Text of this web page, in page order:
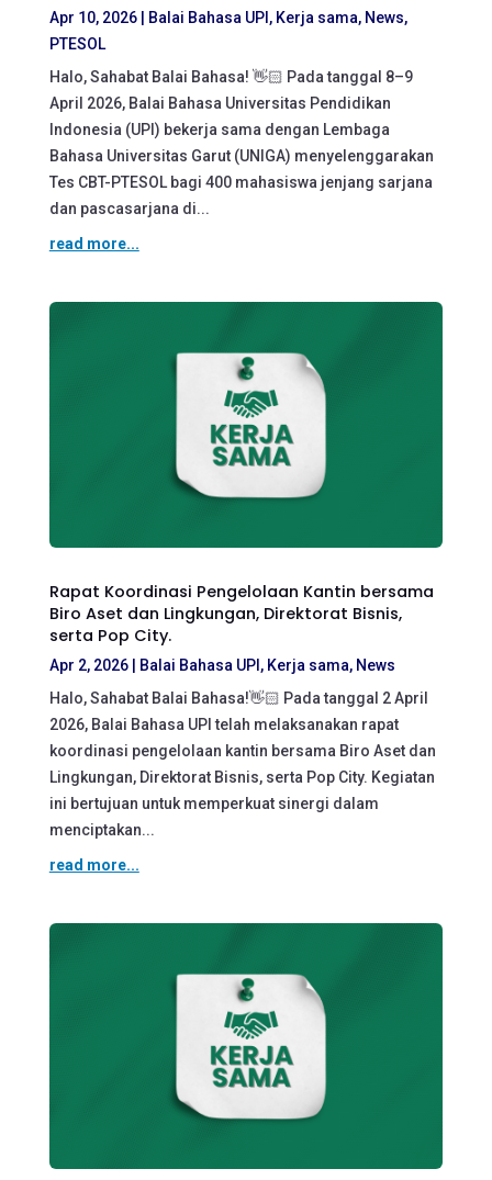
Apr 10, 2026| Balai Bahasa UPI , Kerja sama, News,
PTESOL
Halo, Sahabat Balai Bahasa! 👋🏻 Pada tanggal 8–9
April 2026, Balai Bahasa Universitas Pendidikan
Indonesia (UPI) bekerja sama dengan Lembaga
Bahasa Universitas Garut (UNIGA) menyelenggarakan
Tes CBT-PTESOL bagi 400 mahasiswa jenjang sarjana
dan pascasarjana di...
read more...
Rapat Koordinasi Pengelolaan Kantin bersama
Biro Aset dan Lingkungan, Direktorat Bisnis,
serta Pop City.
Apr 2, 2026| Balai Bahasa UPI , Kerja sama, News
Halo, Sahabat Balai Bahasa!👋🏻 Pada tanggal 2 April
2026, Balai Bahasa UPI telah melaksanakan rapat
koordinasi pengelolaan kantin bersama Biro Aset dan
Lingkungan, Direktorat Bisnis, serta Pop City. Kegiatan
ini bertujuan untuk memperkuat sinergi dalam
menciptakan...
read more...